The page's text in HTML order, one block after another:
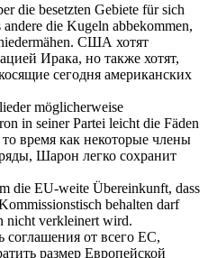
die besetzten Gebiete fürsich
andere die Kugeln abbekommen,
США хотят
Ирака, но также хотят,
сегодня американских
möglicherweise
in seiner Partei leicht die Fäden
время как некоторые члены
Шарон легко сохранит
die EU-weite Übereinkunft, dass
behalten darf
nicht verkleinert wird.
соглашения от всего ЕС,
размер Европейской